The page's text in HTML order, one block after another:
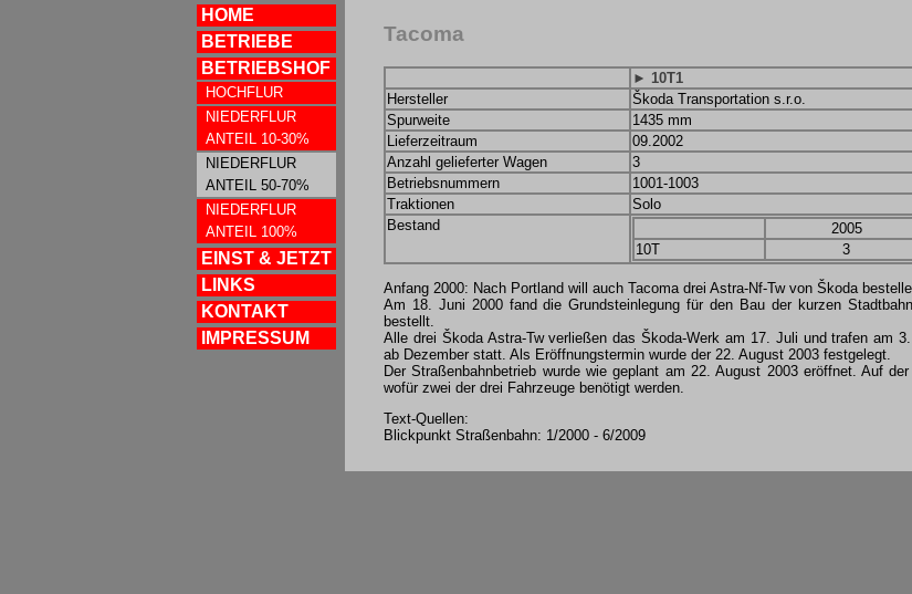
HOME
BETRIEBE
BETRIEBSHOF
HOCHFLUR
NIEDERFLUR
ANTEIL 10-30%
NIEDERFLUR
ANTEIL 50-70%
NIEDERFLUR
ANTEIL 100%
EINST & JETZT
LINKS
KONTAKT
IMPRESSUM
Tacoma
► 10T1
Hersteller
Škoda Transportation s.r.o.
Spurweite
1435 mm
Lieferzeitraum
09.2002
Anzahl gelieferter Wagen
3
Betriebsnummern
1001-1003
Traktionen
Solo
Bestand
2005
10T
3
Anfang 2000: Nach Portland will auch Tacoma drei Astra-Nf-Tw von Škoda
Am 18. Juni 2000 fand die Grundsteinlegung für den Bau der kurzen
bestellt.
Alle drei Škoda Astra-Tw verließen das Škoda-Werk am 17. Juli und trafen am
ab Dezember statt. Als Eröffnungstermin wurde der 22. August 2003 festgelegt.
Der Straßenbahnbetrieb wurde wie geplant am 22. August 2003 eröffnet. Auf
wofür zwei der drei Fahrzeuge benötigt werden.
Text-Quellen:
Blickpunkt Straßenbahn: 1/2000 - 6/2009